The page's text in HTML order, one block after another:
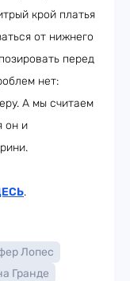
крой платья
от нижнего
перед
нет:
А мы считаем
он и
.
Лопес
Гранде